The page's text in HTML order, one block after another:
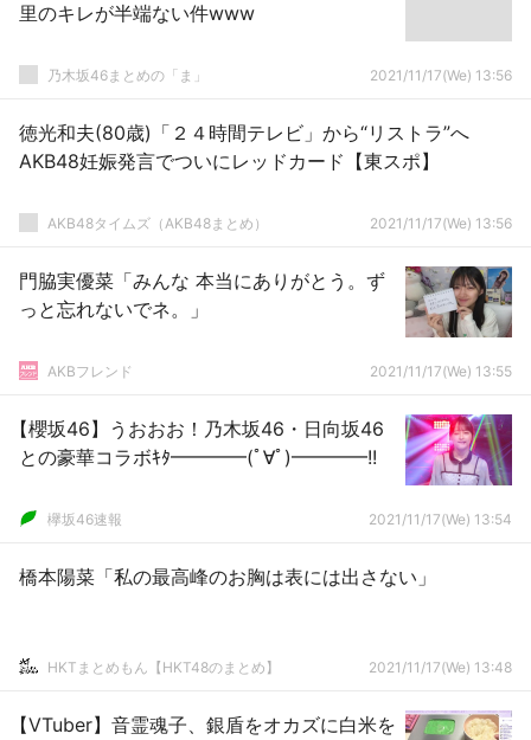
里のキレが半端ない件www
乃木坂46まとめの「ま」 2021/11/17(We) 13:56
徳光和夫(80歳)「２４時間テレビ」から“リストラ”へ
AKB48妊娠発言でついにレッドカード【東スポ】
AKB48タイムズ（AKB48まとめ） 2021/11/17(We) 13:56
門脇実優菜「みんな 本当にありがとう。ず
っと忘れないでネ。」
AKBフレンド 2021/11/17(We) 13:55
【櫻坂46】うおおお！乃木坂46・日向坂46
との豪華コラボｷﾀ━━━━(ﾟ∀ﾟ)━━━━!!
欅坂46速報 2021/11/17(We) 13:54
橋本陽菜「私の最高峰のお胸は表には出さない」
HKTまとめもん【HKT48のまとめ】 2021/11/17(We) 13:48
【VTuber】音霊魂子、銀盾をオカズに白米を